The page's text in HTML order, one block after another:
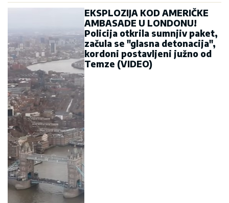
EKSPLOZIJA KOD AMERIČKE
AMBASADE U LONDONU!
Policija otkrila sumnjiv paket,
začula se "glasna detonacija",
kordoni postavljeni južno od
Temze (VIDEO)